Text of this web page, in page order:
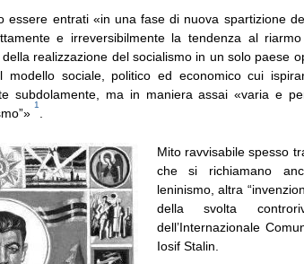
essere entrati «in una fase di nuova spartizione
e irreversibilmente la tendenza al
della realizzazione del socialismo in un solo paese
modello sociale, politico ed economico cui
subdolamente, ma in maniera assai «varia e
1
Mito ravvisabile spesso
che si richiamano
leninismo, altra
della svolta
dell’Internazionale
Iosif Stalin.